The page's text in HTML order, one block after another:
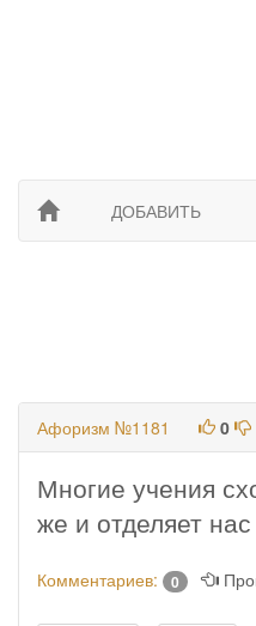
ДОБАВИТЬ
Афоризм №1181 0
Многие учения
же и отделяет
Комментариев: 0